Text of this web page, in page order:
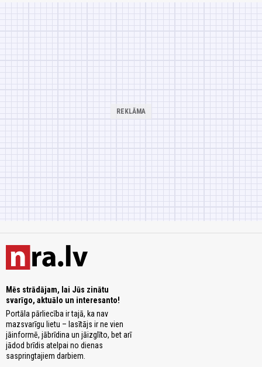
Mēs strādājam, lai Jūs zinātu
svarīgo, aktuālo un interesanto!
Portāla pārliecība ir tajā, ka nav
mazsvarīgu lietu – lasītājs ir ne vien
jāinformē, jābrīdina un jāizglīto, bet arī
jādod brīdis atelpai no dienas
saspringtajiem darbiem.